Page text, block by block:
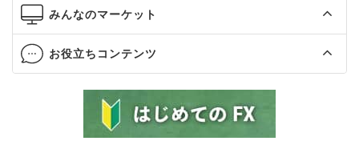
みんなのマーケット
お役立ちコンテンツ